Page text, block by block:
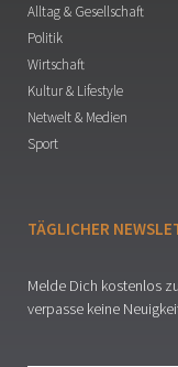
Alltag & Gesellschaft
Politik
Wirtschaft
Kultur & Lifestyle
Netwelt & Medien
Sport
TÄGLICHER
Melde Dich kostenlos
verpasse keine